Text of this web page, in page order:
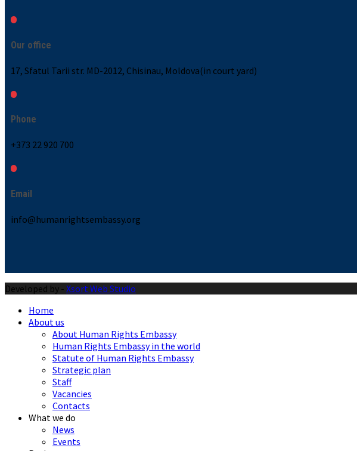
Our office
17, Sfatul Tarii str. MD-2012, Chisinau, Moldova(in court yard)
Phone
+373 22 920 700
Email
info@humanrightsembassy.org
Developed by - Xsort Web Studio
Home
About us
About Human Rights Embassy
Human Rights Embassy in the world
Statute of Human Rights Embassy
Strategic plan
Staff
Vacancies
Contacts
What we do
News
Events